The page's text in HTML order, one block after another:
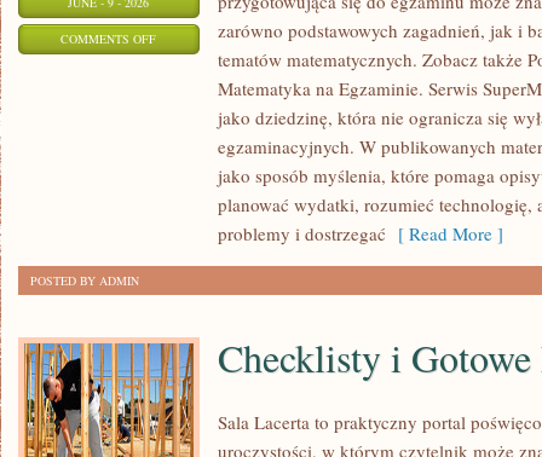
COMMENTS OFFON
PODSTAWY
MATEMATYKI
zarówno podstawowych zagadnień, jak i
tematów matematycznych. Zobacz także
Matematyka na Egzaminie. Serwis
jako dziedzinę, która nie ogranicza się
egzaminacyjnych. W publikowanych
jako sposób myślenia, które pomaga
planować wydatki, rozumieć technologię,
problemy i dostrzegać [ Read More ]
POSTED BY ADMIN
Checklisty i Gotowe
Sala Lacerta to praktyczny portal
uroczystości, w którym czytelnik może